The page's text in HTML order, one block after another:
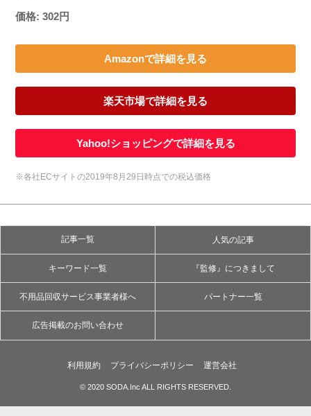
価格: 302円
Amazonで詳細を見る
楽天市場で詳細を見る
Yahoo!ショッピングで詳細を見る
※各社ECサイトの2019年8月29日時点での税込価格
記事一覧 人気の記事
キーワード一覧 『監修』につきまして
不用品回収サービス事業者様へ パートナー一覧
広告掲載のお問い合わせ
利用規約 プライバシーポリシー 運営会社
© 2020 SODA.Inc ALL RIGHTS RESERVED.